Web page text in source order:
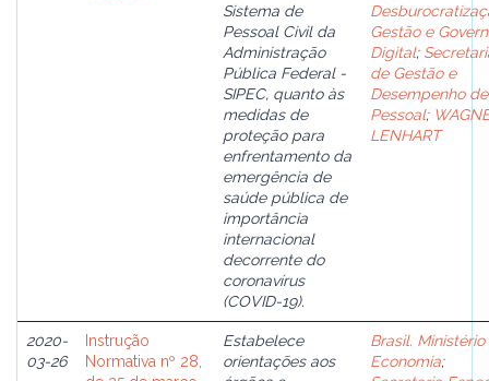
Sistema de
Pessoal Civil da
Administração
Pública Federal -
SIPEC, quanto às
medidas de
proteção para
enfrentamento da
emergência de
saúde pública de
importância
internacional
decorrente do
coronavírus
(COVID-19).
Gestão e
Digital;
de Gestão e
Desempenho de
Pessoal;
LENHART
2020-
03-26
Instrução
Normativa nº 28,
Estabelece
orientações aos
Brasil. Ministério
Economia;